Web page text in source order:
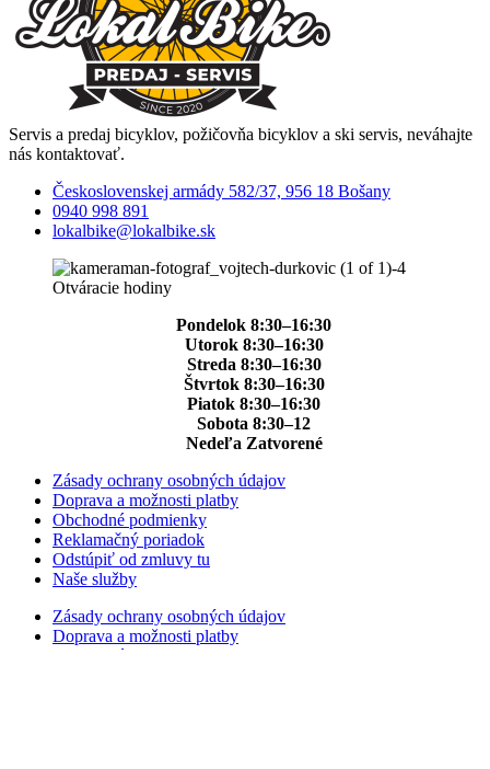
Servis a predaj bicyklov, požičovňa bicyklov a ski servis, neváhajte
nás kontaktovať.
Československej armády 582/37, 956 18 Bošany
0940 998 891
lokalbike@lokalbike.sk
Otváracie hodiny
Pondelok 8:30–16:30
Utorok 8:30–16:30
Streda 8:30–16:30
Štvrtok 8:30–16:30
Piatok 8:30–16:30
Sobota 8:30–12
Nedeľa Zatvorené
Zásady ochrany osobných údajov
Doprava a možnosti platby
Obchodné podmienky
Reklamačný poriadok
Odstúpiť od zmluvy tu
Naše služby
Zásady ochrany osobných údajov
Doprava a možnosti platby
Obchodné podmienky